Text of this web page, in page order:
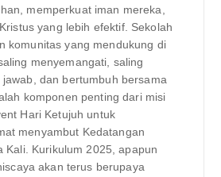
memperkuat iman mereka,
yang lebih efektif. Sekolah
komunitas yang mendukung di
menyemangati, saling
dan bertumbuh bersama
komponen penting dari misi
Hari Ketujuh untuk
menyambut Kedatangan
Kali. Kurikulum 2025, apapun
akan terus berupaya